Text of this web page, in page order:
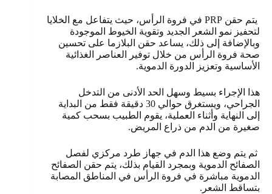
يتم حقن PRP في فروة الرأس، حيث يتفاعل مع الخلايا
لتحفيز نمو الشعر الجديد وتقوية الخيوط الموجودة
وبالإضافة إلى ذلك، يساعد حقن البلازما على تحسين
صحة فروة الرأس من خلال توفير العناصر الغذائية
الأساسية وتعزيز الدورة الدموية.
هذا الإجراء بسيط وسهل الحد الأدنى من التدخل
الجراحي، ويستغرق حوالي 30 دقيقة فقط من البداية
إلى النهاية وأثناء العملية، يقوم الطبيب بسحب كمية
صغيرة من الدم من ذراع المريض.
ثم يتم وضع هذا الدم في جهاز طرد مركزي لفصل
الصفائح الدموية وبمجرد القيام بذلك، يتم حقن الصفائح
الدموية مباشرة في فروة الرأس في المناطق المصابة
بتساقط الشعر.